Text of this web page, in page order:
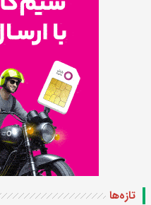
تازه‌ها